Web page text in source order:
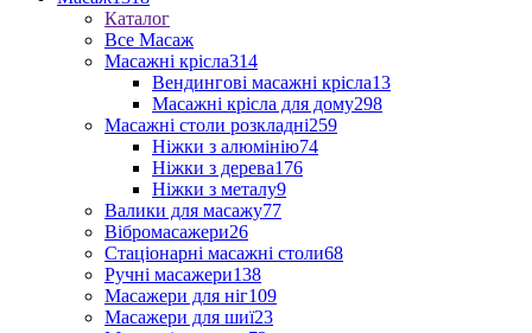
Каталог
Все Масаж
Масажні крісла314
Вендингові масажні крісла13
Масажні крісла для дому298
Масажні столи розкладні259
Ніжки з алюмінію74
Ніжки з дерева176
Ніжки з металу9
Валики для масажу77
Вібромасажери26
Стаціонарні масажні столи68
Ручні масажери138
Масажери для ніг109
Масажери для шиї23